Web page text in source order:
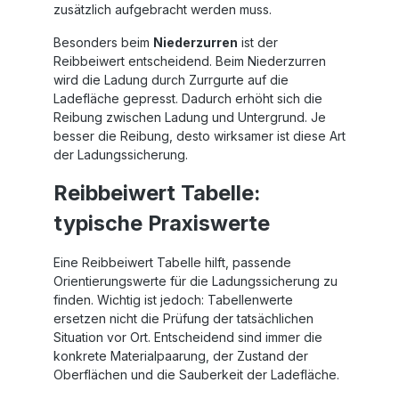
zusätzlich aufgebracht werden muss.
Besonders beim Niederzurren ist der
Reibbeiwert entscheidend. Beim Niederzurren
wird die Ladung durch Zurrgurte auf die
Ladefläche gepresst. Dadurch erhöht sich die
Reibung zwischen Ladung und Untergrund. Je
besser die Reibung, desto wirksamer ist diese Art
der Ladungssicherung.
Reibbeiwert Tabelle:
typische Praxiswerte
Eine Reibbeiwert Tabelle hilft, passende
Orientierungswerte für die Ladungssicherung zu
finden. Wichtig ist jedoch: Tabellenwerte
ersetzen nicht die Prüfung der tatsächlichen
Situation vor Ort. Entscheidend sind immer die
konkrete Materialpaarung, der Zustand der
Oberflächen und die Sauberkeit der Ladefläche.